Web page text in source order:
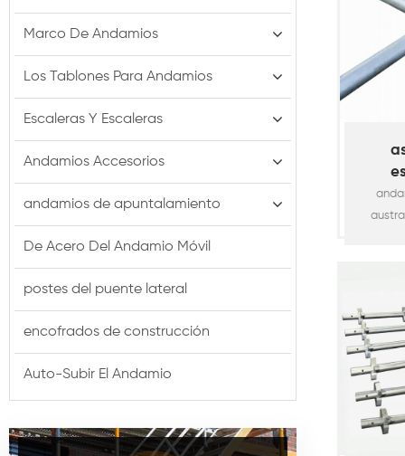
de
soporte
para
con los
1576.
Marco De Andamios
Los Tablones Para Andamios
Escaleras Y Escaleras
Andamios Accesorios
andamios de apuntalamiento
De Acero Del Andamio Móvil
postes del puente lateral
encofrados de construcción
Auto-Subir El Andamio